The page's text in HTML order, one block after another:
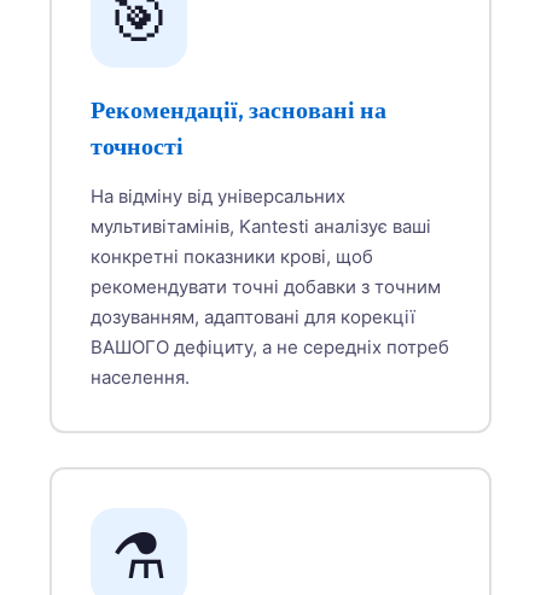
🎯
Рекомендації, засновані на
точності
На відміну від універсальних
мультивітамінів, Kantesti аналізує ваші
конкретні показники крові, щоб
рекомендувати точні добавки з точним
дозуванням, адаптовані для корекції
ВАШОГО дефіциту, а не середніх потреб
населення.
⚗️